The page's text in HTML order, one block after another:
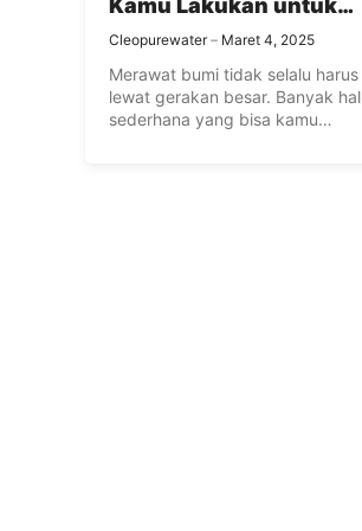
Kamu Lakukan untuk
Rawat Bumi
Cleopurewater Maret 4, 2025
Merawat bumi tidak selalu harus
lewat gerakan besar. Banyak hal
sederhana yang bisa kamu